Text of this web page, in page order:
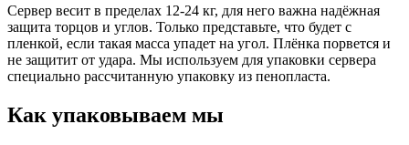
Сервер весит в пределах 12-24 кг, для него важна надёжная
защита торцов и углов. Только представьте, что будет с
пленкой, если такая масса упадет на угол. Плёнка порвется и
не защитит от удара. Мы используем для упаковки сервера
специально расcчитанную упаковку из пенопласта.
Как упаковываем мы